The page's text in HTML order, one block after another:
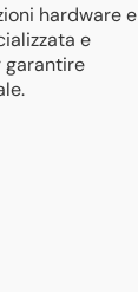
hardware e
e
garantire